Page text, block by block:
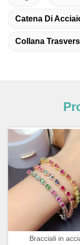
Catena Di
Collana
Bracciali in